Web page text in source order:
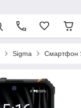
Sigma Смартфон